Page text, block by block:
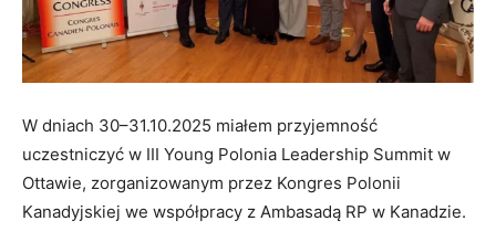
W dniach 30–31.10.2025 miałem przyjemność
uczestniczyć w III Young Polonia Leadership Summit w
Ottawie, zorganizowanym przez Kongres Polonii
Kanadyjskiej we współpracy z Ambasadą RP w Kanadzie.